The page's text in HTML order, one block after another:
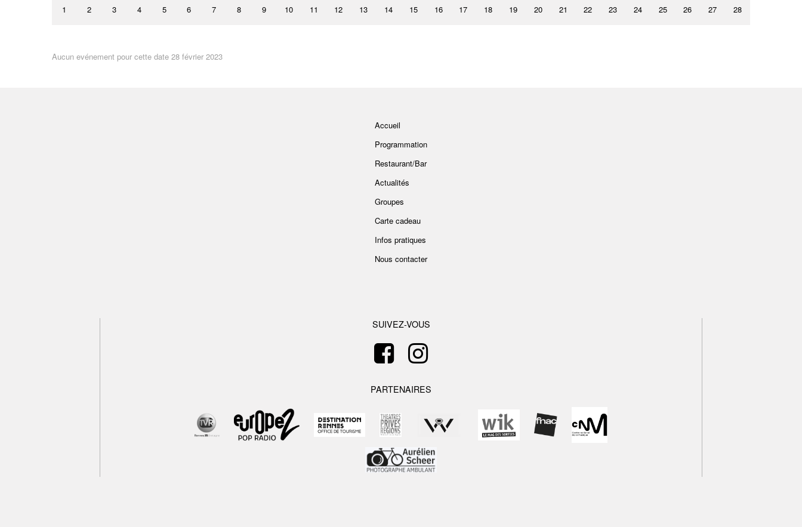
1 2 3 4 5 6 7 8 9 10 11 12 13 14 15 16 17 18 19 20 21 22 23 24 25 26 27 28
Aucun evénement pour cette date 28 février 2023
Accueil
Programmation
Restaurant/Bar
Actualités
Groupes
Carte cadeau
Infos pratiques
Nous contacter
SUIVEZ-VOUS
PARTENAIRES